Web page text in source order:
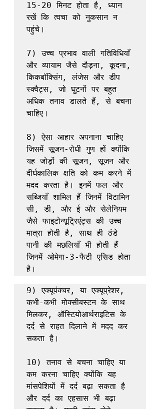
15-20 मिनट होता है, ध्यान
रखें कि त्वचा को नुकसान न
पहुंचे।
7) उच्च प्रभाव वाली गतिविधियाँ
और व्यायाम जैसे दौड़ना, कूदना,
किकबॉक्सिंग, लंजेस और डीप
स्क्वैट्स, जो घुटनों पर बहुत
अधिक तनाव डालते हैं, से बचना
चाहिए।
8) ऐसा आहार अपनाना चाहिए
जिसमें सूजन-रोधी गुण हों क्योंकि
यह जोड़ों की सूजन, सूजन और
दीर्घकालिक क्षति को कम करने में
मदद करता है। इनमें फल और
सब्जियाँ शामिल हैं जिनमें विटामिन
सी, डी, और ई और सेलेनियम
जैसे फाइटोन्यूट्रिएंट्स की उच्च
मात्रा होती है, साथ ही ठंडे
पानी की मछलियाँ भी होती हैं
जिनमें ओमेगा-3-फैटी एसिड होता
है।
9) एक्यूपंक्चर, या एक्यूप्रेशर,
कभी-कभी मोक्सीबस्टन के साथ
मिलकर, ऑस्टियोआर्थराइटिस के
दर्द से राहत दिलाने में मदद कर
सकता है।
10) तनाव से बचना चाहिए या
कम करना चाहिए क्योंकि यह
मांसपेशियों में दर्द बढ़ा सकता है
और दर्द का एहसास भी बढ़ा